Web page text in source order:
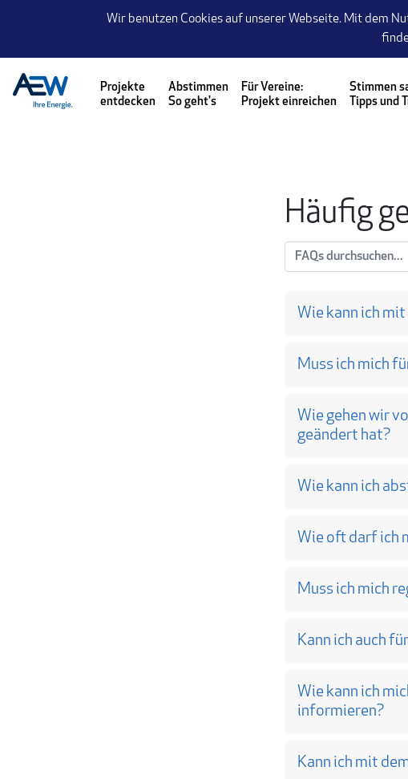
Wir benutzen Cookies auf unserer Webseite. Mit dem
Projekte
entdecken
Abstimmen
So geht's
Für Vereine:
Projekt einreichen
Stimmen
Tipps und
Häufig
Fragen und Antworten
Wie kann ich
Muss ich mich
Wie gehen wir
geändert hat?
Wie kann ich
Wie oft darf ich
Muss ich mich
Kann ich auch
Wie kann ich
informieren?
Kann ich mit